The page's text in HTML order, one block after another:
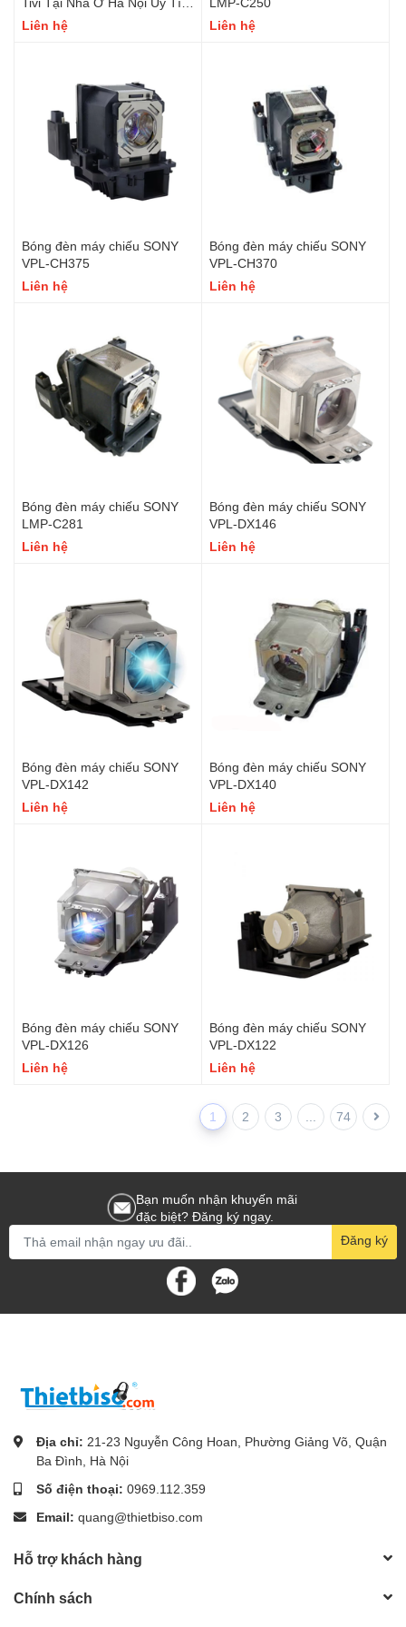
Nhanh Chóng
Liên hệ
Liên hệ
Bóng đèn máy chiếu SONY
VPL-CH375
Liên hệ
Bóng đèn máy chiếu SONY
VPL-CH370
Liên hệ
Bóng đèn máy chiếu SONY
LMP-C281
Liên hệ
Bóng đèn máy chiếu SONY
VPL-DX146
Liên hệ
Bóng đèn máy chiếu SONY
VPL-DX142
Liên hệ
Bóng đèn máy chiếu SONY
VPL-DX140
Liên hệ
Bóng đèn máy chiếu SONY
VPL-DX126
Liên hệ
Bóng đèn máy chiếu SONY
VPL-DX122
Liên hệ
1 2 3 74
Bạn muốn nhận khuyến mãi
đặc biệt? Đăng ký ngay.
Đăng ký
Địa chỉ: 21-23 Nguyễn Công Hoan, Phường Giảng Võ, Quận
Ba Đình, Hà Nội
Số điện thoại: 0969.112.359
Email: quang@thietbiso.com
Hỗ trợ khách hàng
Chính sách